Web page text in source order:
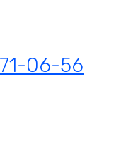
06-56